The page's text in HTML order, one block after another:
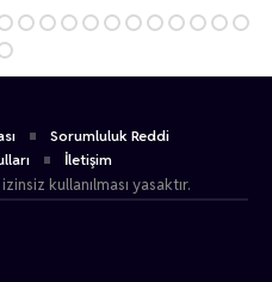
Sorumluluk Reddi
İletişim
kullanılması yasaktır.